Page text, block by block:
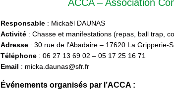
ACCA – Association
Responsable : Mickaël DAUNAS
Activité : Chasse et manifestations (repas, ball trap,
Adresse : 30 rue de l’Abadaire – 17620 La Gripperie-
Téléphone : 06 27 13 69 02 – 05 17 25 16 71
Email : micka.daunas@sfr.fr
Événements organisés par l’ACCA :